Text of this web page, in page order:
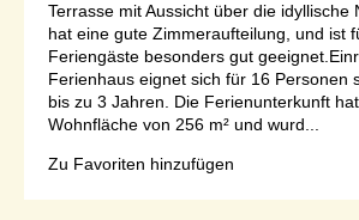
Terrasse mit Aussicht über die idyllische
hat eine gute Zimmeraufteilung, und ist
Feriengäste besonders gut
Ferienhaus eignet sich für 16 Personen
bis zu 3 Jahren. Die Ferienunterkunft
Wohnfläche von 256 m² und wurd...
Zu Favoriten hinzufügen